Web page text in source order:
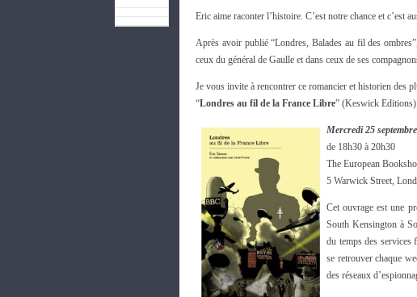
Eric aime raconter l’histoire. C’est notre chance et c’est
Après avoir publié “Londres, Balades au fil des
ceux du général de Gaulle et dans ceux de ses
Je vous invite à rencontrer ce romancier et historien des
“Londres au fil de la France Libre” (Keswick
Mercredi 25
de 18h30 à 20h30
The European
5 Warwick Street,
Cet ouvrage est une
South Kensington à
du temps des services
se retrouver chaque
des réseaux